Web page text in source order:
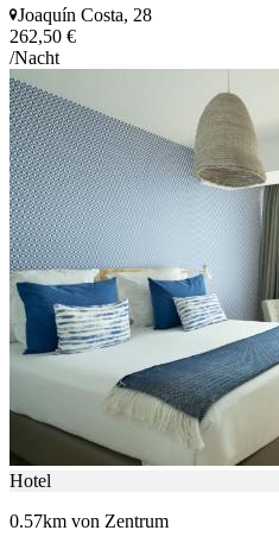
Joaquín Costa, 28
262,50 €
/Nacht
Hotel
0.57km von Zentrum